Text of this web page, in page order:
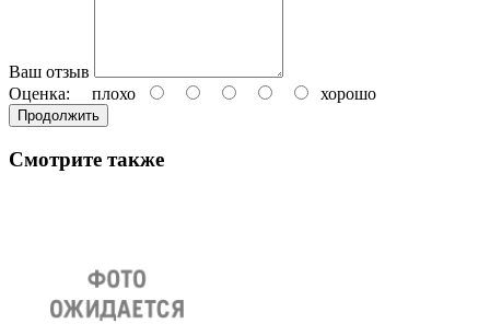
Ваш отзыв
Оценка: плохо хорошо
Продолжить
Смотрите также